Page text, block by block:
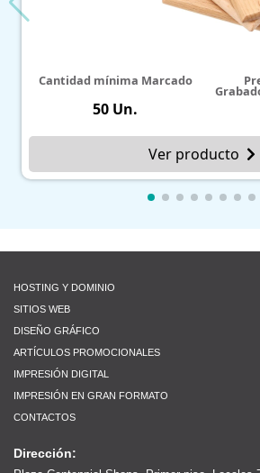
Cantidad mínima Marcado
50 Un.
Ver producto
HOSTING Y DOMINIO
SITIOS WEB
DISEÑO GRÁFICO
ARTÍCULOS PROMOCIONALES
IMPRESIÓN DIGITAL
IMPRESIÓN EN GRAN FORMATO
CONTACTOS
Dirección: